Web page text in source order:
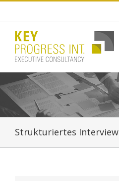
Strukturiertes Interview